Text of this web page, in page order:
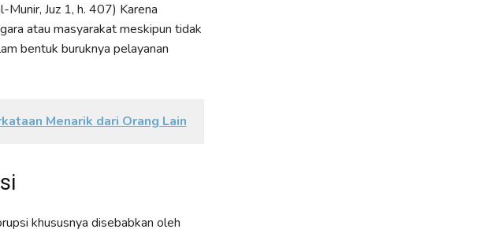
Juz 1, h. 407) Karena
atau masyarakat meskipun tidak
bentuk buruknya pelayanan
Menarik dari Orang Lain
khususnya disebabkan oleh